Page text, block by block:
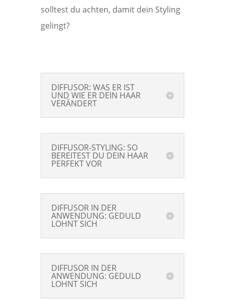
solltest du achten, damit dein Styling
gelingt?
DIFFUSOR: WAS ER IST
UND WIE ER DEIN HAAR
VERÄNDERT
DIFFUSOR-STYLING: SO
BEREITEST DU DEIN HAAR
PERFEKT VOR
DIFFUSOR IN DER
ANWENDUNG: GEDULD
LOHNT SICH
DIFFUSOR IN DER
ANWENDUNG: GEDULD
LOHNT SICH